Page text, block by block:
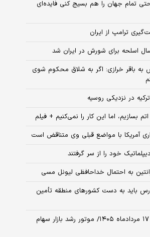
تمام جهان را هم بسیج کنی فایده‌ای
ترامپ از ایران
اسلحه برای شورش در ایران شد
به باقر خرازی: اگر به شلاق محکوم شوی
در نزدیکی روسیه
بسازیم، اما این کار را نمی‌کنیم + فیلم
آمریکا با مواضع قبلی وی متناقض است
خود را از سر گرفتند
به احتمال خداحافظی لیونل مسی
باید به دست کشورهای منطقه تأمین
پیش بینی بورس فردا شنبه ۱۷ مردادماه ۱۴۰۵/ موتور رشد بازار سهام